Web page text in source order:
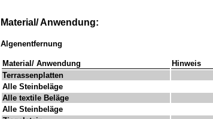
Material/ Anwendung:
Algenentfernung
Material/ Anwendung Hinweis
Terrassenplatten
Alle Steinbeläge
Alle textile Beläge
Alle Steinbeläge